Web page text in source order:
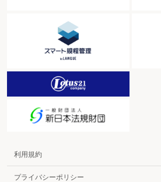
利用規約
プライバシーポリシー